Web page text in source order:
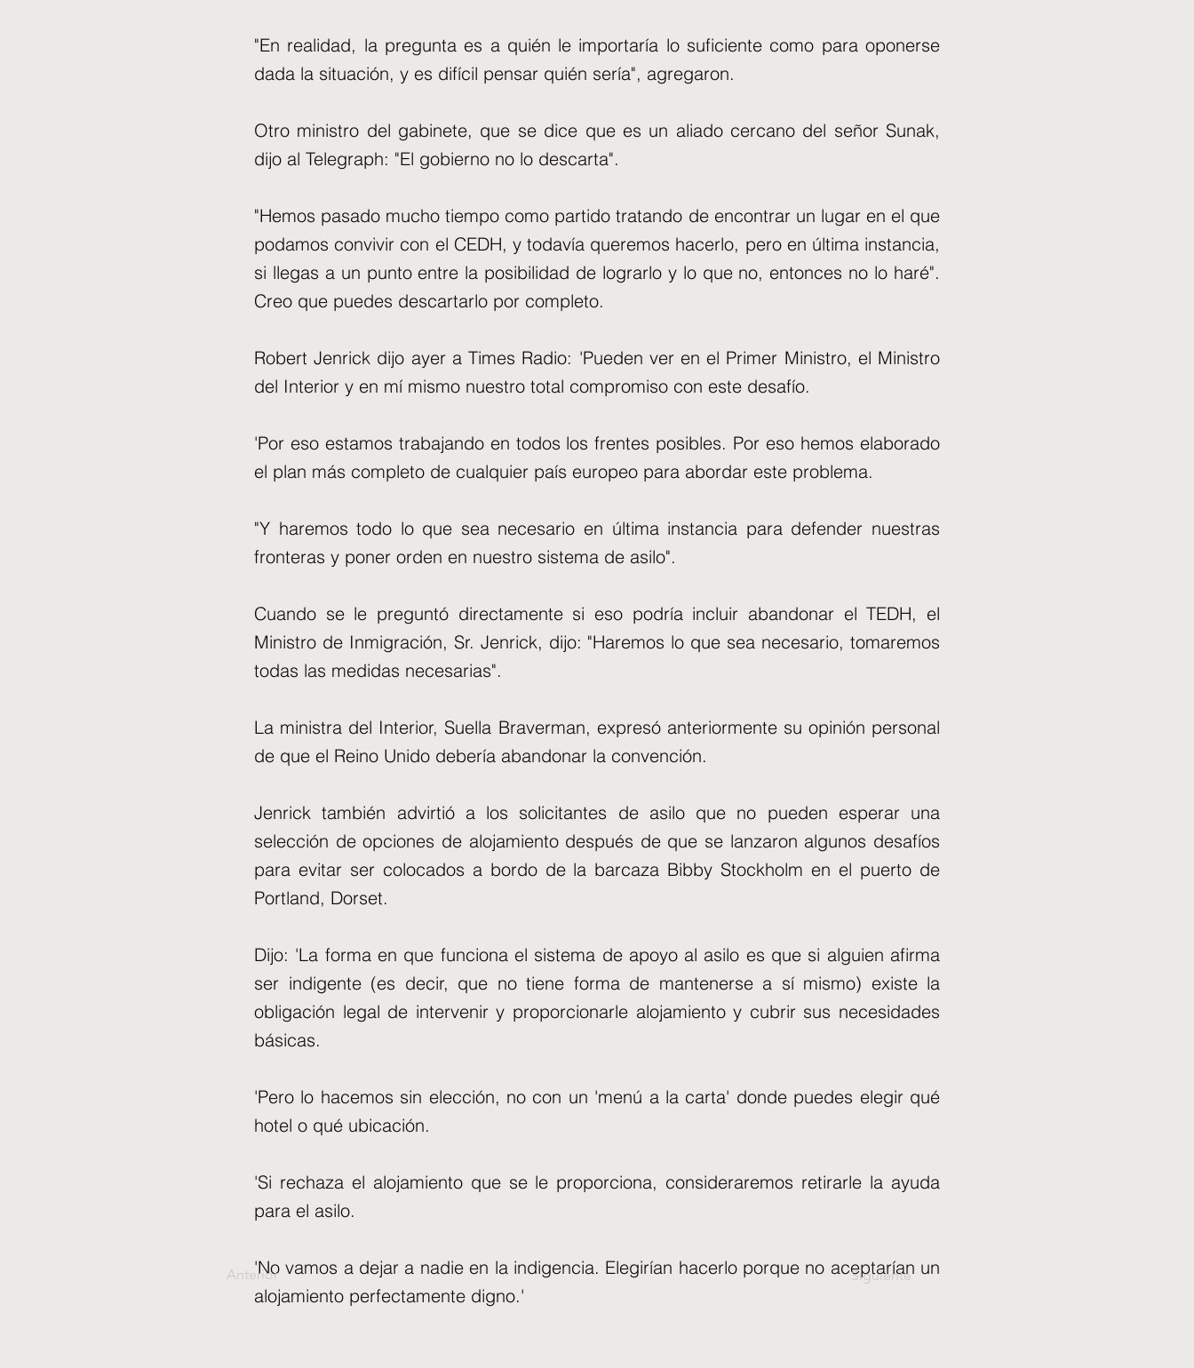
"En realidad, la pregunta es a quién le importaría lo suficiente como para oponerse
dada la situación, y es difícil pensar quién sería", agregaron.
Otro ministro del gabinete, que se dice que es un aliado cercano del señor Sunak,
dijo al Telegraph: "El gobierno no lo descarta".
"Hemos pasado mucho tiempo como partido tratando de encontrar un lugar en el que
podamos convivir con el CEDH, y todavía queremos hacerlo, pero en última instancia,
si llegas a un punto entre la posibilidad de lograrlo y lo que no, entonces no lo haré".
Creo que puedes descartarlo por completo.
Robert Jenrick dijo ayer a Times Radio: 'Pueden ver en el Primer Ministro, el Ministro
del Interior y en mí mismo nuestro total compromiso con este desafío.
'Por eso estamos trabajando en todos los frentes posibles. Por eso hemos elaborado
el plan más completo de cualquier país europeo para abordar este problema.
"Y haremos todo lo que sea necesario en última instancia para defender nuestras
fronteras y poner orden en nuestro sistema de asilo".
Cuando se le preguntó directamente si eso podría incluir abandonar el TEDH, el
Ministro de Inmigración, Sr. Jenrick, dijo: "Haremos lo que sea necesario, tomaremos
todas las medidas necesarias".
La ministra del Interior, Suella Braverman, expresó anteriormente su opinión personal
de que el Reino Unido debería abandonar la convención.
Jenrick también advirtió a los solicitantes de asilo que no pueden esperar una
selección de opciones de alojamiento después de que se lanzaron algunos desafíos
para evitar ser colocados a bordo de la barcaza Bibby Stockholm en el puerto de
Portland, Dorset.
Dijo: 'La forma en que funciona el sistema de apoyo al asilo es que si alguien afirma
ser indigente (es decir, que no tiene forma de mantenerse a sí mismo) existe la
obligación legal de intervenir y proporcionarle alojamiento y cubrir sus necesidades
básicas.
'Pero lo hacemos sin elección, no con un 'menú a la carta' donde puedes elegir qué
hotel o qué ubicación.
'Si rechaza el alojamiento que se le proporciona, consideraremos retirarle la ayuda
para el asilo.
'No vamos a dejar a nadie en la indigencia. Elegirían hacerlo porque no aceptarían un
alojamiento perfectamente digno.'
Anterior Siguiente